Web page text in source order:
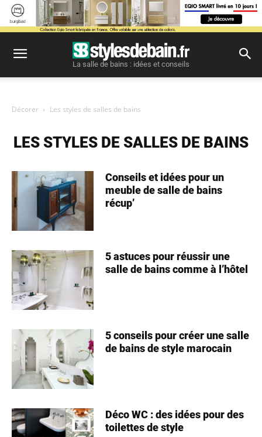
La salle de bains : idées et conseils
Décorer Les styles de salles de bains
LES STYLES DE SALLES DE BAINS
Conseils et idées pour un
meuble de salle de bains
récup’
5 astuces pour réussir une
salle de bains comme à l’hôtel
5 conseils pour créer une salle
de bains de style marocain
Déco WC : des idées pour des
toilettes de style